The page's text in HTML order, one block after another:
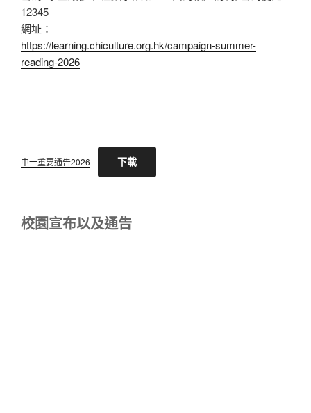
12345
網址：
https://learning.chiculture.org.hk/campaign-summer-
reading-2026
中一重要通告2026 下載
校園宣布以及通告